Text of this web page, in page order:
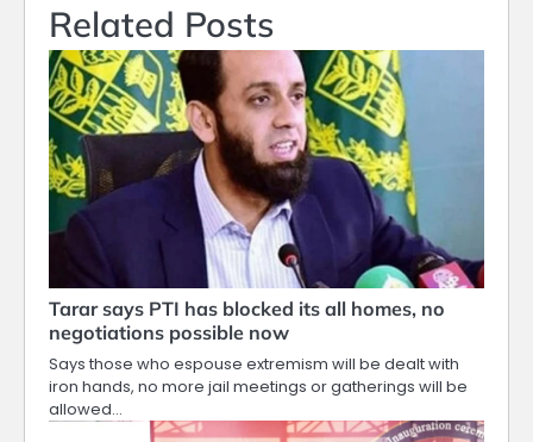
Related Posts
Tarar says PTI has blocked its all homes, no
negotiations possible now
Says those who espouse extremism will be dealt with
iron hands, no more jail meetings or gatherings will be
allowed…